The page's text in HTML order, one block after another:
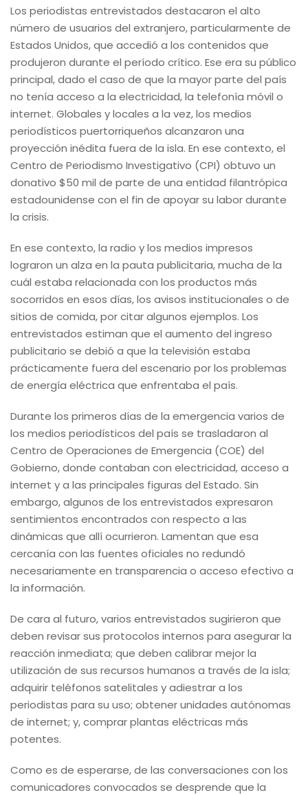
Los periodistas entrevistados destacaron el alto
número de usuarios del extranjero, particularmente de
Estados Unidos, que accedió a los contenidos que
produjeron durante el período crítico. Ese era su público
principal, dado el caso de que la mayor parte del país
no tenía acceso a la electricidad, la telefonía móvil o
internet. Globales y locales a la vez, los medios
periodísticos puertorriqueños alcanzaron una
proyección inédita fuera de la isla. En ese contexto, el
Centro de Periodismo Investigativo (CPI) obtuvo un
donativo $50 mil de parte de una entidad filantrópica
estadounidense con el fin de apoyar su labor durante
la crisis.
En ese contexto, la radio y los medios impresos
lograron un alza en la pauta publicitaria, mucha de la
cuál estaba relacionada con los productos más
socorridos en esos días, los avisos institucionales o de
sitios de comida, por citar algunos ejemplos. Los
entrevistados estiman que el aumento del ingreso
publicitario se debió a que la televisión estaba
prácticamente fuera del escenario por los problemas
de energía eléctrica que enfrentaba el país.
Durante los primeros días de la emergencia varios de
los medios periodísticos del país se trasladaron al
Centro de Operaciones de Emergencia (COE) del
Gobierno, donde contaban con electricidad, acceso a
internet y a las principales figuras del Estado. Sin
embargo, algunos de los entrevistados expresaron
sentimientos encontrados con respecto a las
dinámicas que allí ocurrieron. Lamentan que esa
cercanía con las fuentes oficiales no redundó
necesariamente en transparencia o acceso efectivo a
la información.
De cara al futuro, varios entrevistados sugirieron que
deben revisar sus protocolos internos para asegurar la
reacción inmediata; que deben calibrar mejor la
utilización de sus recursos humanos a través de la isla;
adquirir teléfonos satelitales y adiestrar a los
periodistas para su uso; obtener unidades autónomas
de internet; y, comprar plantas eléctricas más
potentes.
Como es de esperarse, de las conversaciones con los
comunicadores convocados se desprende que la